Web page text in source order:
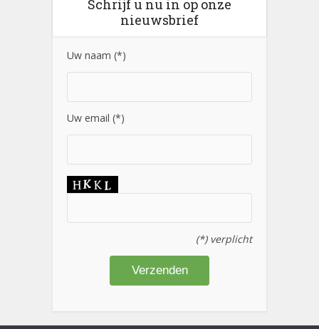
Schrijf u nu in op onze
nieuwsbrief
Uw naam (*)
Uw email (*)
(*) verplicht